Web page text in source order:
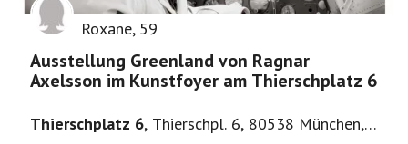
Roxane, 59
Ausstellung Greenland von Ragnar
Axelsson im Kunstfoyer am Thierschplatz 6
Thierschplatz 6, Thierschpl. 6, 80538 München,